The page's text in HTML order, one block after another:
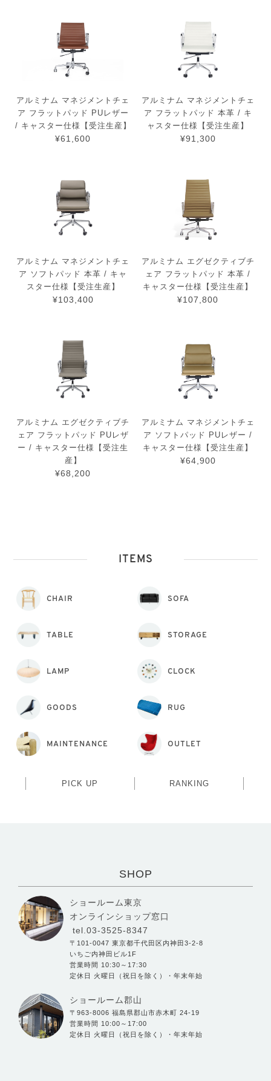
アルミナム マネジメントチェ
ア フラットパッド PUレザー
/ キャスター仕様【受注生産】
¥61,600
アルミナム マネジメントチェ
ア フラットパッド 本革 / キ
ャスター仕様【受注生産】
¥91,300
アルミナム マネジメントチェ
ア ソフトパッド 本革 / キャ
スター仕様【受注生産】
¥103,400
アルミナム エグゼクティブチ
ェア フラットパッド 本革 /
キャスター仕様【受注生産】
¥107,800
アルミナム エグゼクティブチ
ェア フラットパッド PUレザ
ー / キャスター仕様【受注生
産】
¥68,200
アルミナム マネジメントチェ
ア ソフトパッド PUレザー /
キャスター仕様【受注生産】
¥64,900
ITEMS
CHAIR SOFA
TABLE STORAGE
LAMP CLOCK
GOODS RUG
MAINTENANCE OUTLET
PICK UP RANKING
SHOP
ショールーム東京
オンラインショップ窓口
tel.03-3525-8347
〒101-0047 東京都千代田区内神田3-2-8
いちご内神田ビル1F
営業時間 10:30～17:30
定休日 火曜日（祝日を除く）・年末年始
ショールーム郡山
〒963-8006 福島県郡山市赤木町 24-19
営業時間 10:00～17:00
定休日 火曜日（祝日を除く）・年末年始